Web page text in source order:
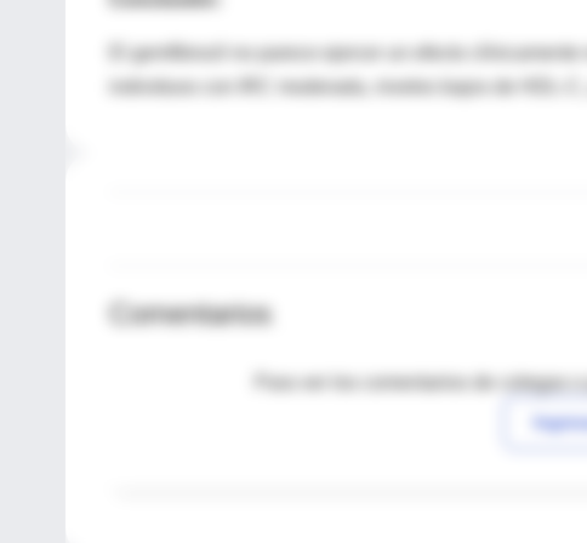
El gemfibrozil no parece ejercer un efecto
individuos con IRC moderada, niveles bajos de HDL-
Comentarios
Para ver los comentarios de colegas